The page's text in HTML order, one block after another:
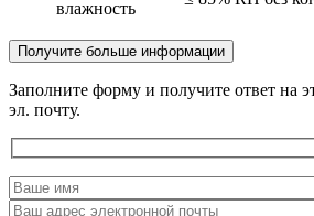
влажность
Получите больше информации
Заполните форму и получите ответ на
эл. почту.